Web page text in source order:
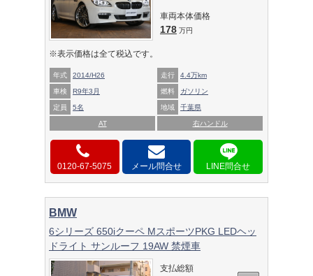
車両本体価格
178 万円
※表示価格は全て税込です。
年式 2014/H26 走行 4.4万km
車検 R9年3月 燃料 ガソリン
定員 5名 地域 千葉県
AT 右ハンドル
0120-67-5075 メール問合せ
BMW
6シリーズ 650iクーペ MスポーツPKG LEDヘッ
ドライト サンルーフ 19AW 禁煙車
支払総額